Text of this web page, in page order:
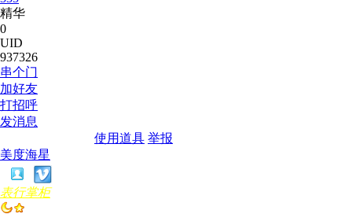
精华
0
UID
937326
串个门
加好友
打招呼
发消息
使用道具 举报
美度海星
表行掌柜